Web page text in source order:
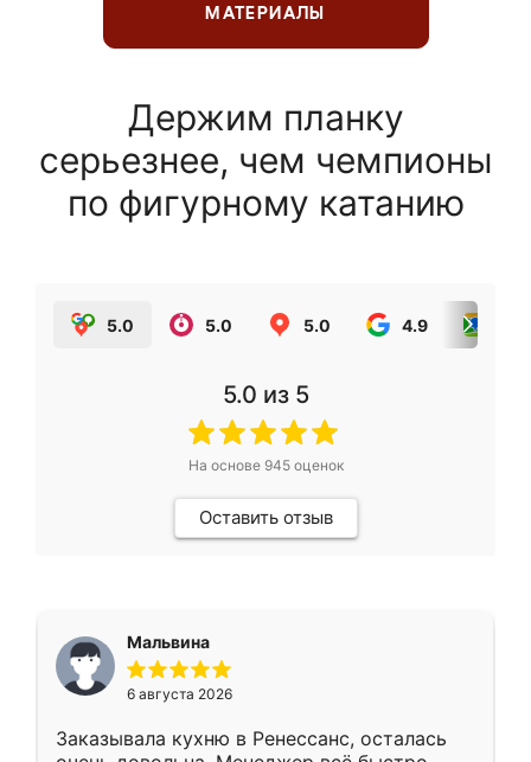
МАТЕРИАЛЫ
Держим планку
серьезнее, чем чемпионы
по фигурному катанию
5.0 5.0 5.0 4.9
5.0 из 5
На основе 945оценок
Оставить отзыв
Мальвина
6 августа 2026
Заказывала кухню в Ренессанс, осталась